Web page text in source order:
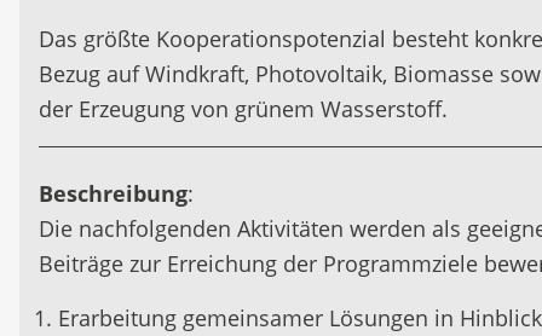
Das größte Kooperationspotenzial besteht
Bezug auf Windkraft, Photovoltaik, Biomasse
der Erzeugung von grünem Wasserstoff.
Beschreibung:
Die nachfolgenden Aktivitäten werden als
Beiträge zur Erreichung der Programmziele
Erarbeitung gemeinsamer Lösungen in